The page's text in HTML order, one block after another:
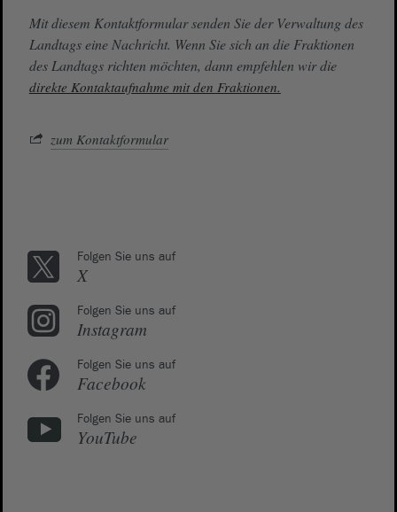
Mit diesem Kontaktformular senden Sie der Verwaltung des
Landtags eine Nachricht. Wenn Sie sich an die Fraktionen
des Landtags richten möchten, dann empfehlen wir die
direkte Kontaktaufnahme mit den Fraktionen.
zum Kontaktformular
Folgen Sie uns auf
X
Folgen Sie uns auf
Instagram
Folgen Sie uns auf
Facebook
Folgen Sie uns auf
YouTube